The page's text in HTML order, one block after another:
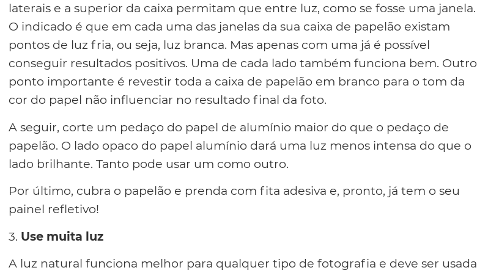
laterais e a superior da caixa permitam que entre luz, como se fosse uma janela.
O indicado é que em cada uma das janelas da sua caixa de papelão existam
pontos de luz fria, ou seja, luz branca. Mas apenas com uma já é possível
conseguir resultados positivos. Uma de cada lado também funciona bem. Outro
ponto importante é revestir toda a caixa de papelão em branco para o tom da
cor do papel não influenciar no resultado final da foto.
A seguir, corte um pedaço do papel de alumínio maior do que o pedaço de
papelão. O lado opaco do papel alumínio dará uma luz menos intensa do que o
lado brilhante. Tanto pode usar um como outro.
Por último, cubra o papelão e prenda com fita adesiva e, pronto, já tem o seu
painel refletivo!
3. Use muita luz
A luz natural funciona melhor para qualquer tipo de fotografia e deve ser usada